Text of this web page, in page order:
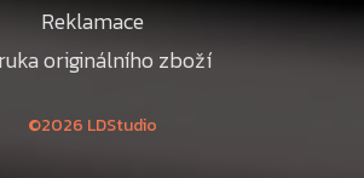
Reklamace
originálního zboží
©2026 LDStudio